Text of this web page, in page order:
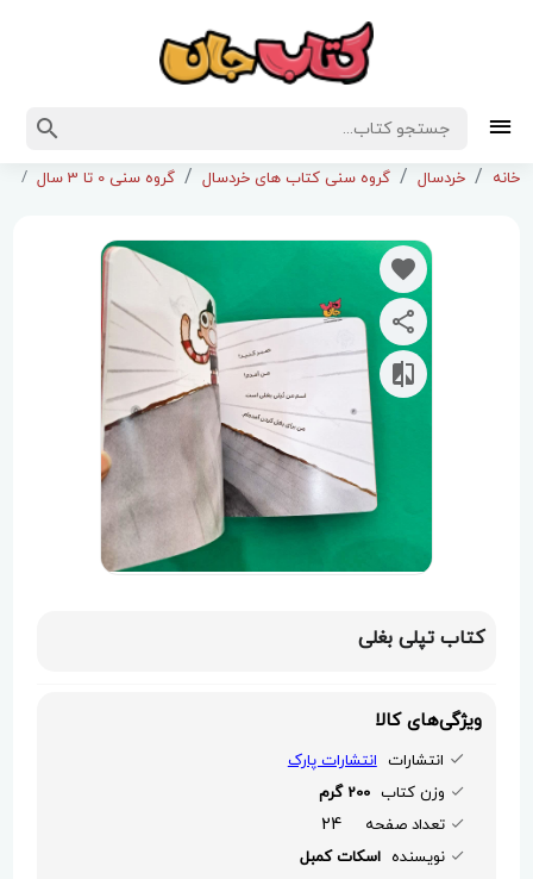
خانه خردسال گروه سنی کتاب های خردسال گروه سنی 0 تا 3 سال
کتاب تپلی بغلی
ویژگی‌های کالا
انتشارات انتشارات پارک
وزن کتاب 200 گرم
تعداد صفحه
24
نویسنده اسکات کمبل